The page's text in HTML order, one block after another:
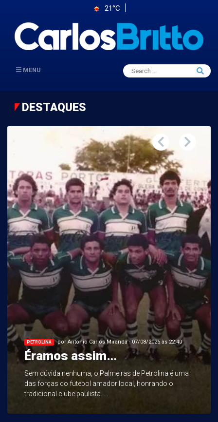
21°C
MENU
Search
for:
Search
DESTAQUES
PETROLINA por Antonio Carlos Miranda - 07/08/2026 às 22:40
Éramos assim…
Sem dúvida nenhuma, o Palmeiras de Petrolina é uma
das forças do futebol amador local, honrando o
tradicional clube paulista. ...